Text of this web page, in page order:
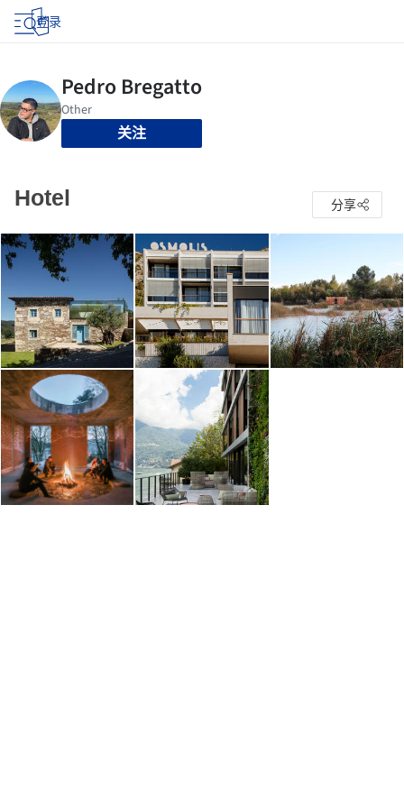
登录
关注
Hotel 分享